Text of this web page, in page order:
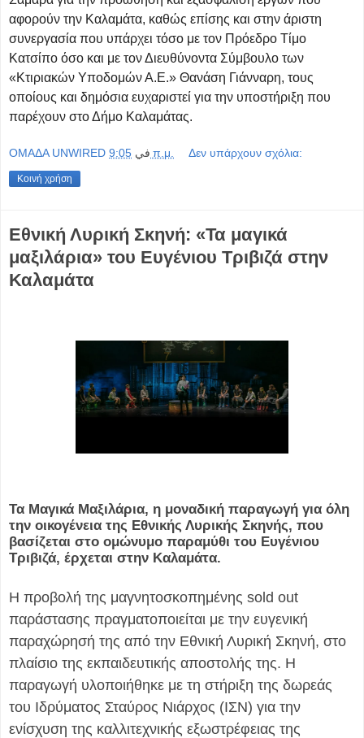
αφορούν την Καλαμάτα, καθώς επίσης και στην άριστη
συνεργασία που υπάρχει τόσο με τον Πρόεδρο Τίμο
Κατσίπο όσο και με τον Διευθύνοντα Σύμβουλο των
«Κτιριακών Υποδομών Α.Ε.» Θανάση Γιάνναρη, τους
οποίους και δημόσια ευχαριστεί για την υποστήριξη που
παρέχουν στο Δήμο Καλαμάτας.
OMAΔΑ UNWIRED في 9:05 π.μ. Δεν υπάρχουν σχόλια:
Κοινή χρήση
Εθνική Λυρική Σκηνή: «Τα μαγικά
μαξιλάρια» του Ευγένιου Τριβιζά στην
Καλαμάτα
Τα Μαγικά Μαξιλάρια, η μοναδική παραγωγή για όλη
την οικογένεια της Εθνικής Λυρικής Σκηνής, που
βασίζεται στο ομώνυμο παραμύθι του Ευγένιου
Τριβιζά, έρχεται στην Καλαμάτα.
Η προβολή της μαγνητοσκοπημένης sold out
παράστασης πραγματοποιείται με την ευγενική
παραχώρησή της από την Εθνική Λυρική Σκηνή, στο
πλαίσιο της εκπαιδευτικής αποστολής της. Η
παραγωγή υλοποιήθηκε με τη στήριξη της δωρεάς
του Ιδρύματος Σταύρος Νιάρχος (ΙΣΝ) για την
ενίσχυση της καλλιτεχνικής εξωστρέφειας της